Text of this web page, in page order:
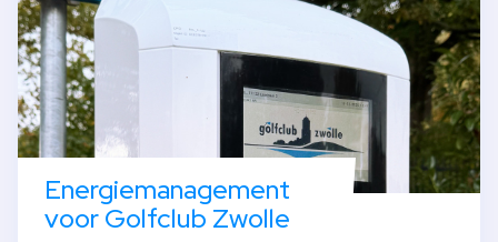
Energiemanagement
voor Golfclub Zwolle